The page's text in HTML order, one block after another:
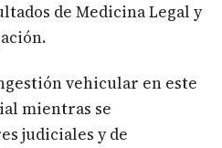
de Medicina Legal y
vehicular en este
mientras se
judiciales y de